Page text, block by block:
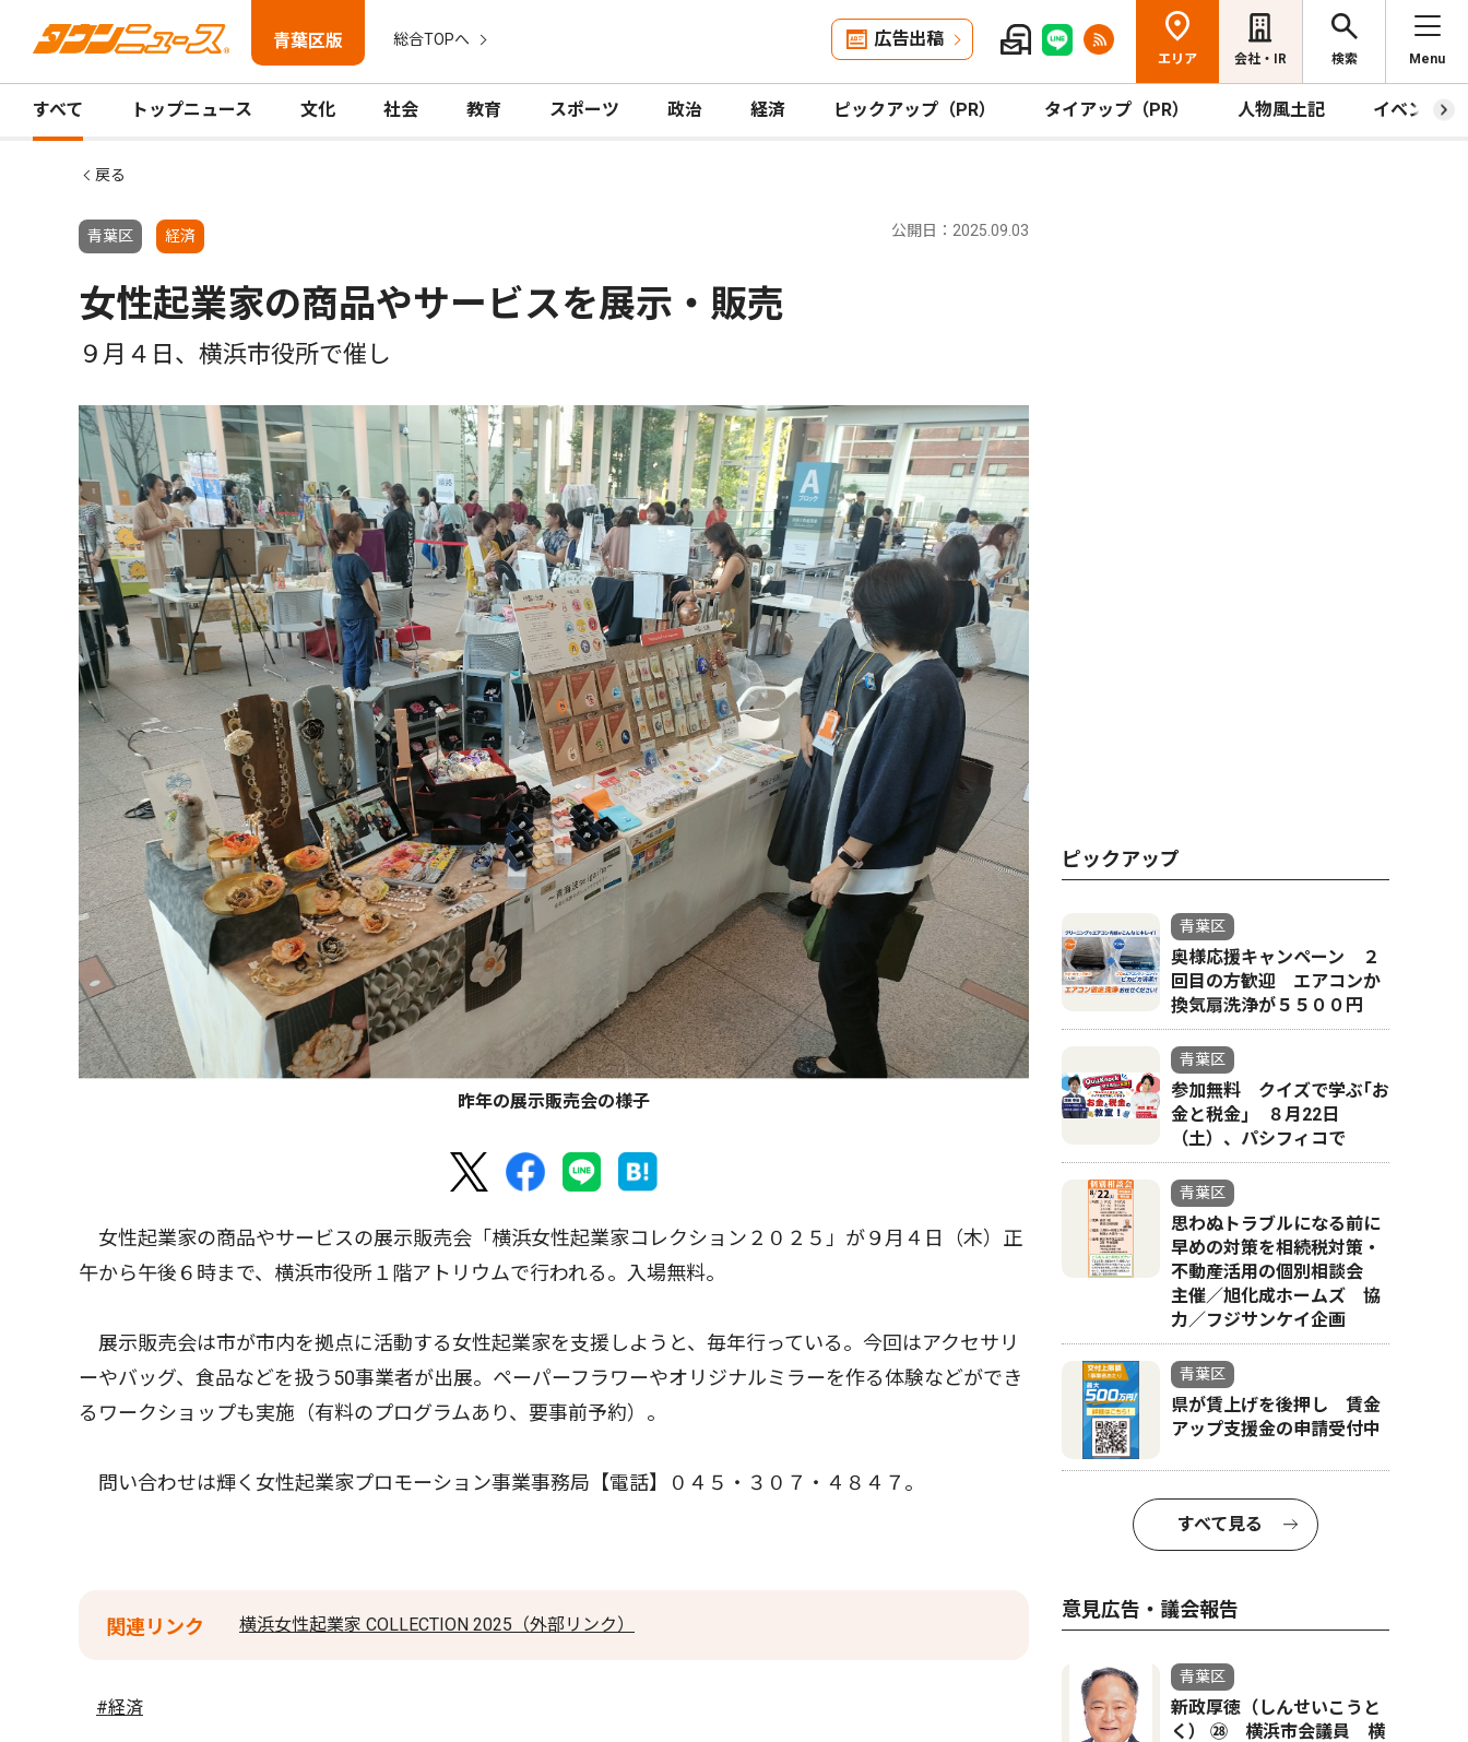
青葉区版 総合TOPへ 広告出稿
エリア 会社・IR 検索 Menu
すべて トップニュース 文化 社会 教育 スポーツ 政治 経済 ピックアップ（PR） タイアップ（PR） 人物風土記 イベント
戻る
青葉区 経済 公開日：2025.09.03
女性起業家の商品やサービスを展示・販売
９月４日、横浜市役所で催し
昨年の展示販売会の様子
女性起業家の商品やサービスの展示販売会「横浜女性起業家コレクション２０２５」が９月４日（木）正
午から午後６時まで、横浜市役所１階アトリウムで行われる。入場無料。
展示販売会は市が市内を拠点に活動する女性起業家を支援しようと、毎年行っている。今回はアクセサリ
ーやバッグ、食品などを扱う50事業者が出展。ペーパーフラワーやオリジナルミラーを作る体験などができ
るワークショップも実施（有料のプログラムあり、要事前予約）。
問い合わせは輝く女性起業家プロモーション事業事務局【電話】０４５・３０７・４８４７。
関連リンク 横浜女性起業家 COLLECTION 2025（外部リンク）
#経済
ピックアップ
青葉区
奥様応援キャンペーン ２
回目の方歓迎 エアコンか
換気扇洗浄が５５００円
青葉区
参加無料 クイズで学ぶ｢お
金と税金｣ ８月22日
（土）、パシフィコで
青葉区
思わぬトラブルになる前に
早めの対策を相続税対策・
不動産活用の個別相談会
主催／旭化成ホームズ 協
力／フジサンケイ企画
青葉区
県が賃上げを後押し 賃金
アップ支援金の申請受付中
すべて見る
意見広告・議会報告
青葉区
新政厚徳（しんせいこうと
く） ㉘ 横浜市会議員 横